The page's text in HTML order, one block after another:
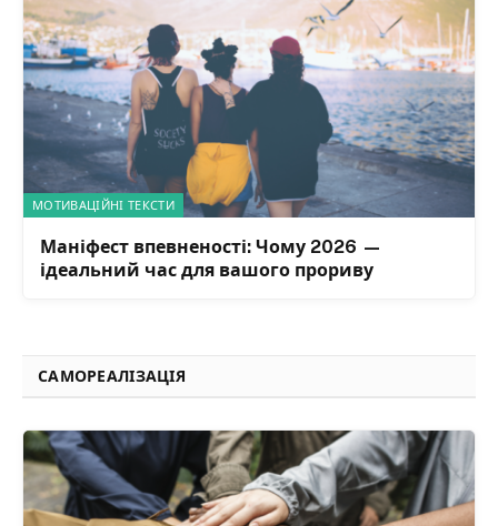
МОТИВАЦІЙНІ ТЕКСТИ
Маніфест впевненості: Чому 2026 —
ідеальний час для вашого прориву